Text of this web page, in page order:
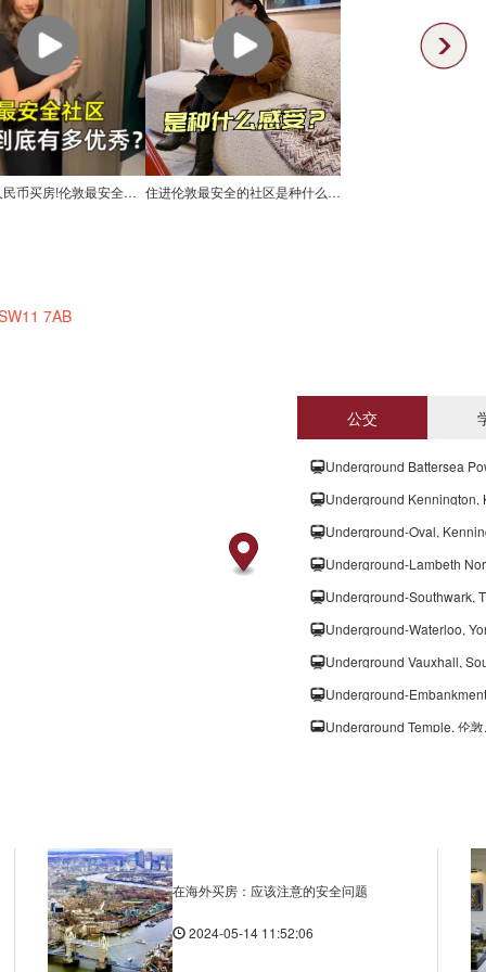
1100w人民币买房!伦敦最安全社区到底有多优秀? 住进伦敦最安全的社区是种什么感受?
7AB
公交
Underground-Oval,
Underground-Southwark,
Underground-Waterloo,
Underground Vauxhall,
Underground Temple, 伦
Underground-Charing
Underground-Green
在海外买房：应该注意的安全问题
2024-05-14 11:52:06